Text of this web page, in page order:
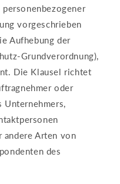
vorgeschrieben
Aufhebung der
Grundverordnung),
Die Klausel richtet
oder
Unternehmers,
andere Arten von
des